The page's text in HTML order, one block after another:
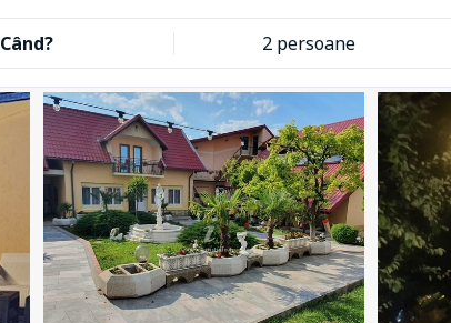
Când? 2 persoane